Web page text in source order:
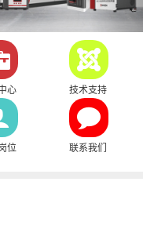
心 技术支持
位 联系我们